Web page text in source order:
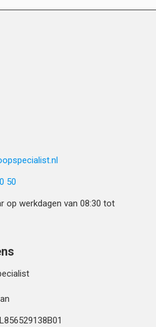
50
op werkdagen van 08:30 tot